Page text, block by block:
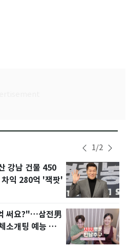
1/2
강남 건물 450
익 280억 '잭팟'
써요?"…삼전男
소개팅 예능 화